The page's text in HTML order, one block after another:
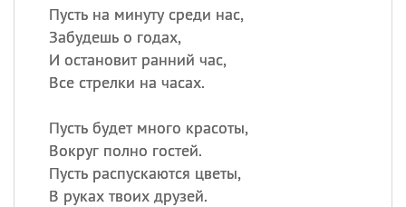
Пусть на минуту среди нас,
Забудешь о годах,
И остановит ранний час,
Все стрелки на часах.
Пусть будет много красоты,
Вокруг полно гостей.
Пусть распускаются цветы,
В руках твоих друзей.